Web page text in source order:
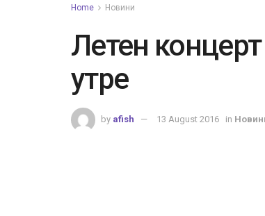
Home Новини
Летен
утре
by afish 13 August 2016 in